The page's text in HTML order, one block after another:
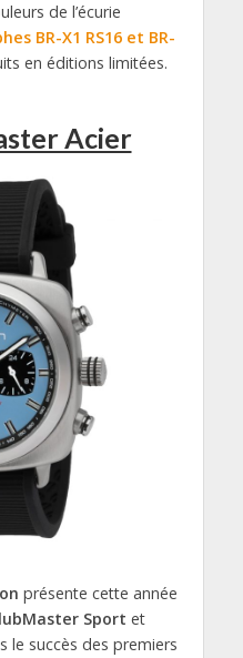
de l’écurie
BR-X1 RS16 et BR-
en éditions limitées.
Acier
présente cette année
Sport et
le succès des premiers